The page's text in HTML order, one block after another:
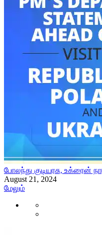
போலந்து குடியரசு, உக்ரைன்
August 21, 2024
மேலும்